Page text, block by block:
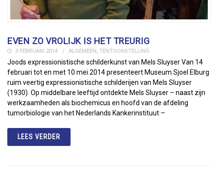
EVEN ZO VROLIJK IS HET TREURIG
3 FEBRUARI 2014 ALGEMEEN TENTOONSTELLING
Joods expressionistische schilderkunst van Mels Sluyser Van 14
februari tot en met 10 mei 2014 presenteert Museum Sjoel Elburg
ruim veertig expressionistische schilderijen van Mels Sluyser
(1930). Op middelbare leeftijd ontdekte Mels Sluyser – naast zijn
werkzaamheden als biochemicus en hoofd van de afdeling
tumorbiologie van het Nederlands Kankerinstituut –
LEES VERDER